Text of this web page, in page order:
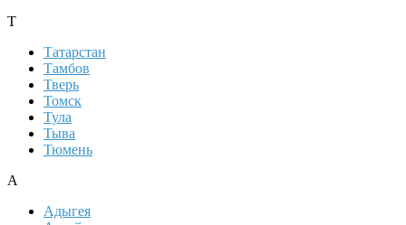
Т
Татарстан
Тамбов
Тверь
Томск
Тула
Тыва
Тюмень
А
Адыгея